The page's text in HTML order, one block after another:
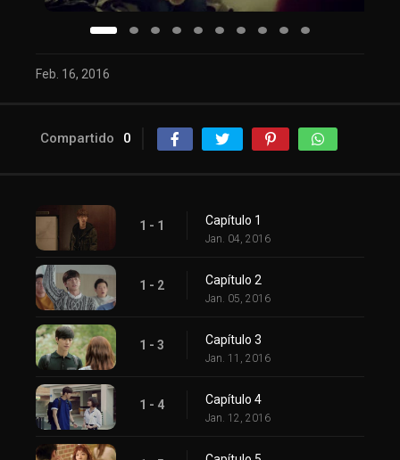
Feb. 16, 2016
Compartido 0
1 - 1 Capítulo 1
Jan. 04, 2016
1 - 2 Capítulo 2
Jan. 05, 2016
1 - 3 Capítulo 3
Jan. 11, 2016
1 - 4 Capítulo 4
Jan. 12, 2016